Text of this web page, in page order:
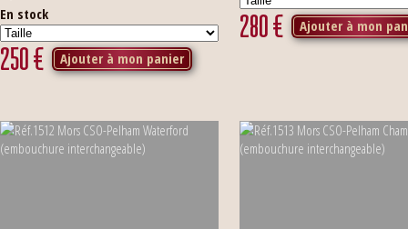
En stock
250€ Ajouter à mon panier
280€ Ajouter à mon